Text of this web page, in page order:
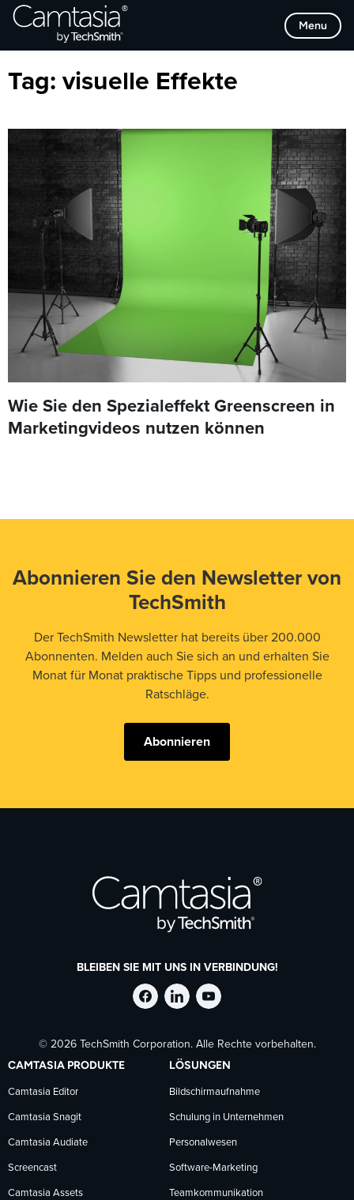
Direkt
zum
Menu
Browse Categories
Tag: visuelle Effekte
Wie Sie den Spezialeffekt Greenscreen in
Marketingvideos nutzen können
Abonnieren Sie den Newsletter von
TechSmith
Der TechSmith Newsletter hat bereits über 200.000
Abonnenten. Melden auch Sie sich an und erhalten Sie
Monat für Monat praktische Tipps und professionelle
Ratschläge.
Abonnieren
BLEIBEN SIE MIT UNS IN VERBINDUNG!
TechSmith
auf
Facebook
folgen
TechSmith
auf
LinkedIn
folgen
TechSmith
auf
YouTube
folgen
© 2026 TechSmith Corporation. Alle Rechte vorbehalten.
CAMTASIA PRODUKTE
Camtasia Editor
Camtasia Snagit
Camtasia Audiate
Screencast
Camtasia Assets
LÖSUNGEN
Bildschirmaufnahme
Schulung in Unternehmen
Personalwesen
Software-Marketing
Teamkommunikation